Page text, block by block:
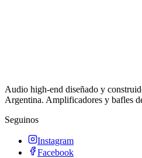
Audio high-end diseñado y
Argentina. Amplificadores y bafles
Seguinos
Instagram
Facebook